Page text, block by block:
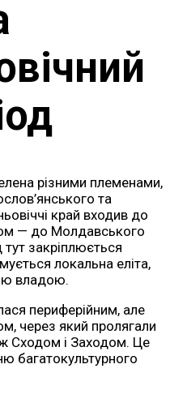
різними племенами,
та
край входив до
— до Молдавського
закріплюється
локальна еліта,
владою.
периферійним, але
через який пролягали
Сходом і Заходом. Це
багатокультурного